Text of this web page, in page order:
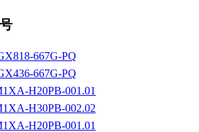
667G-PQ
667G-PQ
H20PB-001.01
H30PB-002.02
H20PB-001.01